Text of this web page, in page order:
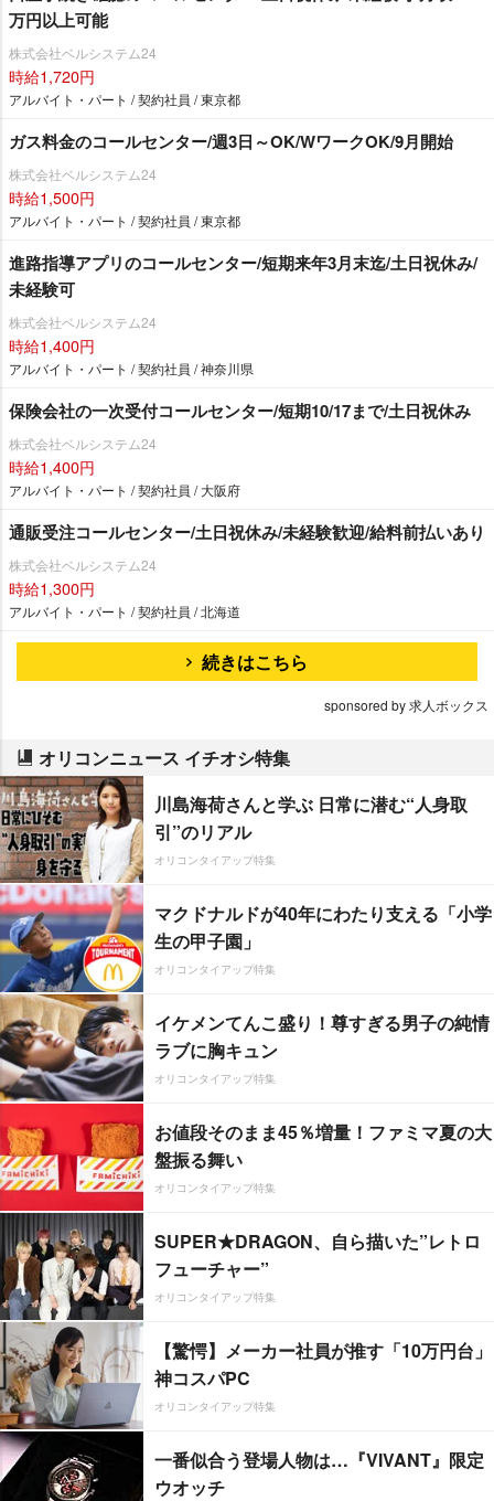
万円以上可能
株式会社ベルシステム24
時給1,720円
アルバイト・パート / 契約社員 / 東京都
ガス料金のコールセンター/週3日～OK/WワークOK/9月開始
株式会社ベルシステム24
時給1,500円
アルバイト・パート / 契約社員 / 東京都
進路指導アプリのコールセンター/短期来年3月末迄/土日祝休み/
未経験可
株式会社ベルシステム24
時給1,400円
アルバイト・パート / 契約社員 / 神奈川県
保険会社の一次受付コールセンター/短期10/17まで/土日祝休み
株式会社ベルシステム24
時給1,400円
アルバイト・パート / 契約社員 / 大阪府
通販受注コールセンター/土日祝休み/未経験歓迎/給料前払いあり
株式会社ベルシステム24
時給1,300円
アルバイト・パート / 契約社員 / 北海道
続きはこちら
sponsored by 求人ボックス
オリコンニュース イチオシ特集
川島海荷さんと学ぶ 日常に潜む“人身取
引”のリアル
オリコンタイアップ特集
マクドナルドが40年にわたり支える「小学
生の甲子園」
オリコンタイアップ特集
イケメンてんこ盛り！尊すぎる男子の純情
ラブに胸キュン
オリコンタイアップ特集
お値段そのまま45％増量！ファミマ夏の大
盤振る舞い
オリコンタイアップ特集
SUPER★DRAGON、自ら描いた”レトロ
フューチャー”
オリコンタイアップ特集
【驚愕】メーカー社員が推す「10万円台」
神コスパPC
オリコンタイアップ特集
一番似合う登場人物は…『VIVANT』限定
ウオッチ